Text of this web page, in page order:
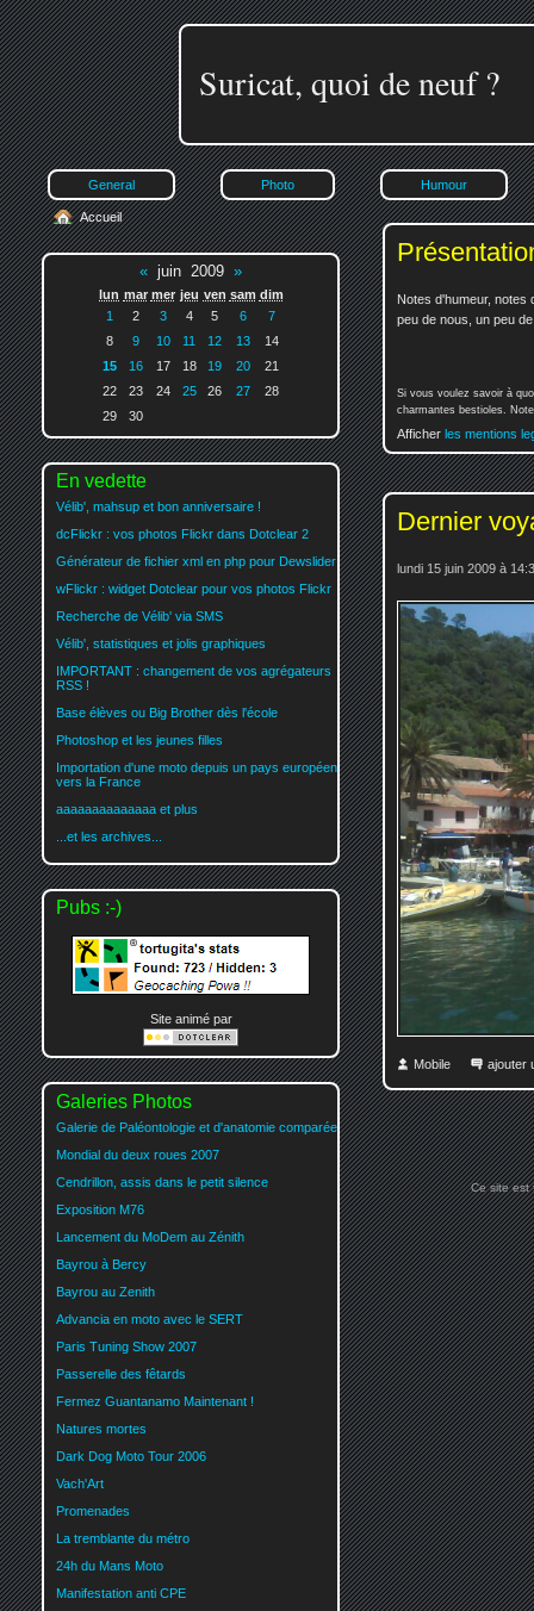
Suricat, quoi de neuf ?
General Photo Humour
Notes d'humeur, notes
peu de nous, un peu
Si vous voulez savoir à
charmantes bestioles.
Afficher les mentions
Dernier
lundi 15 juin 2009 à
Mobile ajouter
Accueil
« juin 2009 »
lun mar mer jeu ven sam dim
1
2 3 4 5 6
7
8
9 10 11 12 13
14
15
16 17 18 19 20
21
22
23 24 25 26 27
28
29
30
En vedette
Vélib', mahsup et bon anniversaire !
dcFlickr : vos photos Flickr dans Dotclear 2
Générateur de fichier xml en php pour Dewslider
wFlickr : widget Dotclear pour vos photos Flickr
Recherche de Vélib' via SMS
Vélib', statistiques et jolis graphiques
IMPORTANT : changement de vos agrégateurs
RSS !
Base élèves ou Big Brother dès l'école
Photoshop et les jeunes filles
Importation d'une moto depuis un pays européen
vers la France
aaaaaaaaaaaaaa et plus
...et les archives...
Pubs :-)
Site animé par
Galeries Photos
Galerie de Paléontologie et d'anatomie comparée
Mondial du deux roues 2007
Cendrillon, assis dans le petit silence
Exposition M76
Lancement du MoDem au Zénith
Bayrou à Bercy
Bayrou au Zenith
Advancia en moto avec le SERT
Paris Tuning Show 2007
Passerelle des fêtards
Fermez Guantanamo Maintenant !
Natures mortes
Dark Dog Moto Tour 2006
Vach'Art
Promenades
La tremblante du métro
24h du Mans Moto
Manifestation anti CPE
Ce site est